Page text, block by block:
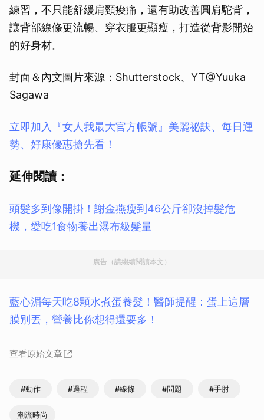
練習，不只能舒緩肩頸痠痛，還有助改善圓肩駝背，
讓背部線條更流暢、穿衣服更顯瘦，打造從背影開始
的好身材。
封面＆內文圖片來源：Shutterstock、YT@Yuuka
Sagawa
立即加入『女人我最大官方帳號』美麗祕訣、每日運
勢、好康優惠搶先看！
延伸閱讀：
頭髮多到像開掛！謝金燕瘦到46公斤卻沒掉髮危
機，愛吃1食物養出瀑布級髮量
廣告（請繼續閱讀本文）
藍心湄每天吃8顆水煮蛋養髮！醫師提醒：蛋上這層
膜別丟，營養比你想得還要多！
查看原始文章
#動作 #過程 #線條 #問題 #手肘
潮流時尚